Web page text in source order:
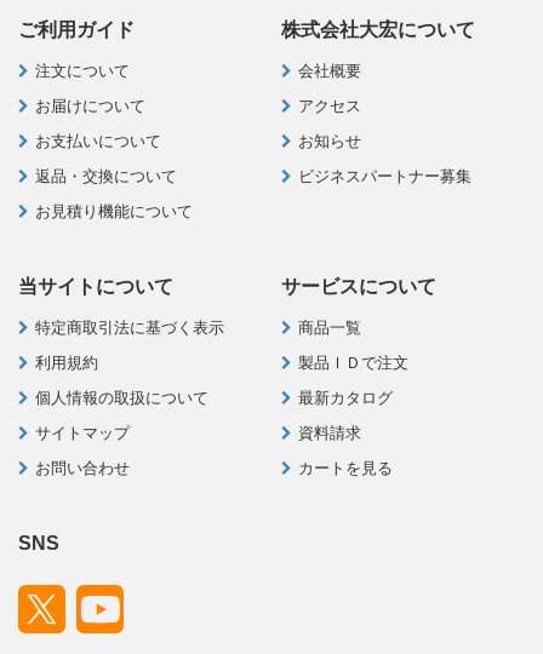
ご利用ガイド
注文について
お届けについて
お支払いについて
返品・交換について
お見積り機能について
株式会社大宏について
会社概要
アクセス
お知らせ
ビジネスパートナー募集
当サイトについて
特定商取引法に基づく表示
利用規約
個人情報の取扱について
サイトマップ
お問い合わせ
サービスについて
商品一覧
製品ＩＤで注文
最新カタログ
資料請求
カートを見る
SNS